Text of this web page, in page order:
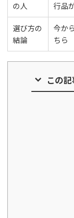
の人
行品
選び方の
結論
今か
ちら
この